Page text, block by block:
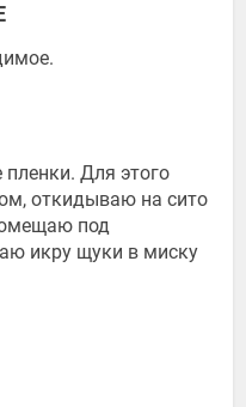
Для этого
откидываю на сито
под
икру щуки в миску